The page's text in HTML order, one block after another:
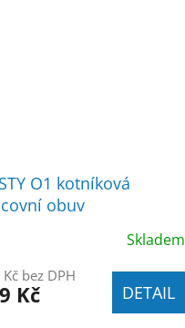
O1 kotníková
obuv
Skladem
bez DPH
Kč DETAIL